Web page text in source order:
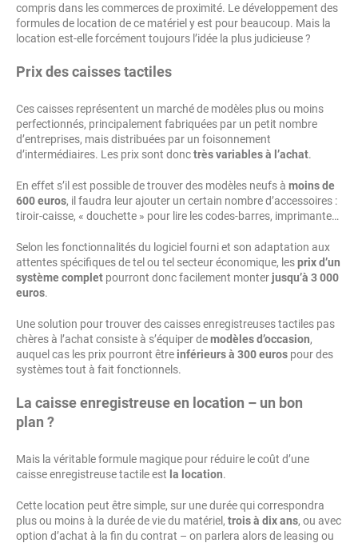
compris dans les commerces de proximité. Le développement des
formules de location de ce matériel y est pour beaucoup. Mais la
location est-elle forcément toujours l’idée la plus judicieuse ?
Prix des caisses tactiles
Ces caisses représentent un marché de modèles plus ou moins
perfectionnés, principalement fabriquées par un petit nombre
d’entreprises, mais distribuées par un foisonnement
d’intermédiaires. Les prix sont donctrès variables à l’achat.
En effet s’il est possible de trouver des modèles neufs à moins de
600 euros, il faudra leur ajouter un certain nombre d’accessoires :
tiroir-caisse, « douchette » pour lire les codes-barres, imprimante…
Selon les fonctionnalités du logiciel fourni et son adaptation aux
attentes spécifiques de tel ou tel secteur économique, lesprix d’un
système complet pourront donc facilement monter jusqu’à 3 000
euros.
Une solution pour trouver des caisses enregistreuses tactiles pas
chères à l’achat consiste à s’équiper demodèles d’occasion,
auquel cas les prix pourront être inférieurs à 300 euros pour des
systèmes tout à fait fonctionnels.
La caisse enregistreuse en location – un bon
plan ?
Mais la véritable formule magique pour réduire le coût d’une
caisse enregistreuse tactile est la location.
Cette location peut être simple, sur une durée qui correspondra
plus ou moins à la durée de vie du matériel, trois à dix ans, ou avec
option d’achat à la fin du contrat – on parlera alors de leasing ou